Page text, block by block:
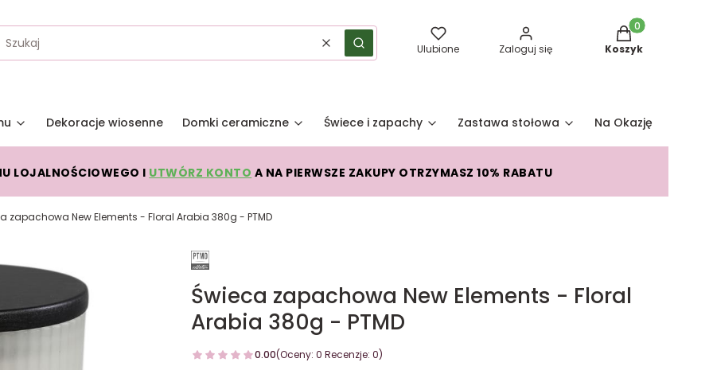
WyczyśćSzukaj Ulubione Zaloguj się
Produkty w
Koszyk
Dekoracje wiosenne Domki ceramiczne Świece i zapachy Zastawa stołowa Na Okazję
LOJALNOŚCIOWEGO I UTWÓRZ KONTO A NA PIERWSZE ZAKUPY OTRZYMASZ 10% RABATU
zapachowa New Elements - Floral Arabia 380g - PTMD
Świeca zapachowa New Elements - Floral
Arabia 380g - PTMD
0.00(Oceny: 0 Recenzje: 0)